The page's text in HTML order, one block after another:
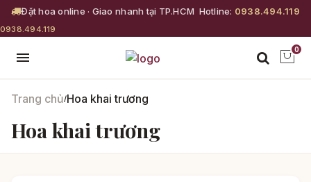
Đặt hoa online · Giao nhanh tại TP.HCM Hotline: 0938.494.119
0938.494.119
0
Trang chủ/Hoa khai trương
Hoa khai trương